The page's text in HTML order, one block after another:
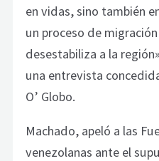
en vidas, sino también
un proceso de
desestabiliza a la
una entrevista
O’ Globo.
Machado, apeló a las
venezolanas ante el